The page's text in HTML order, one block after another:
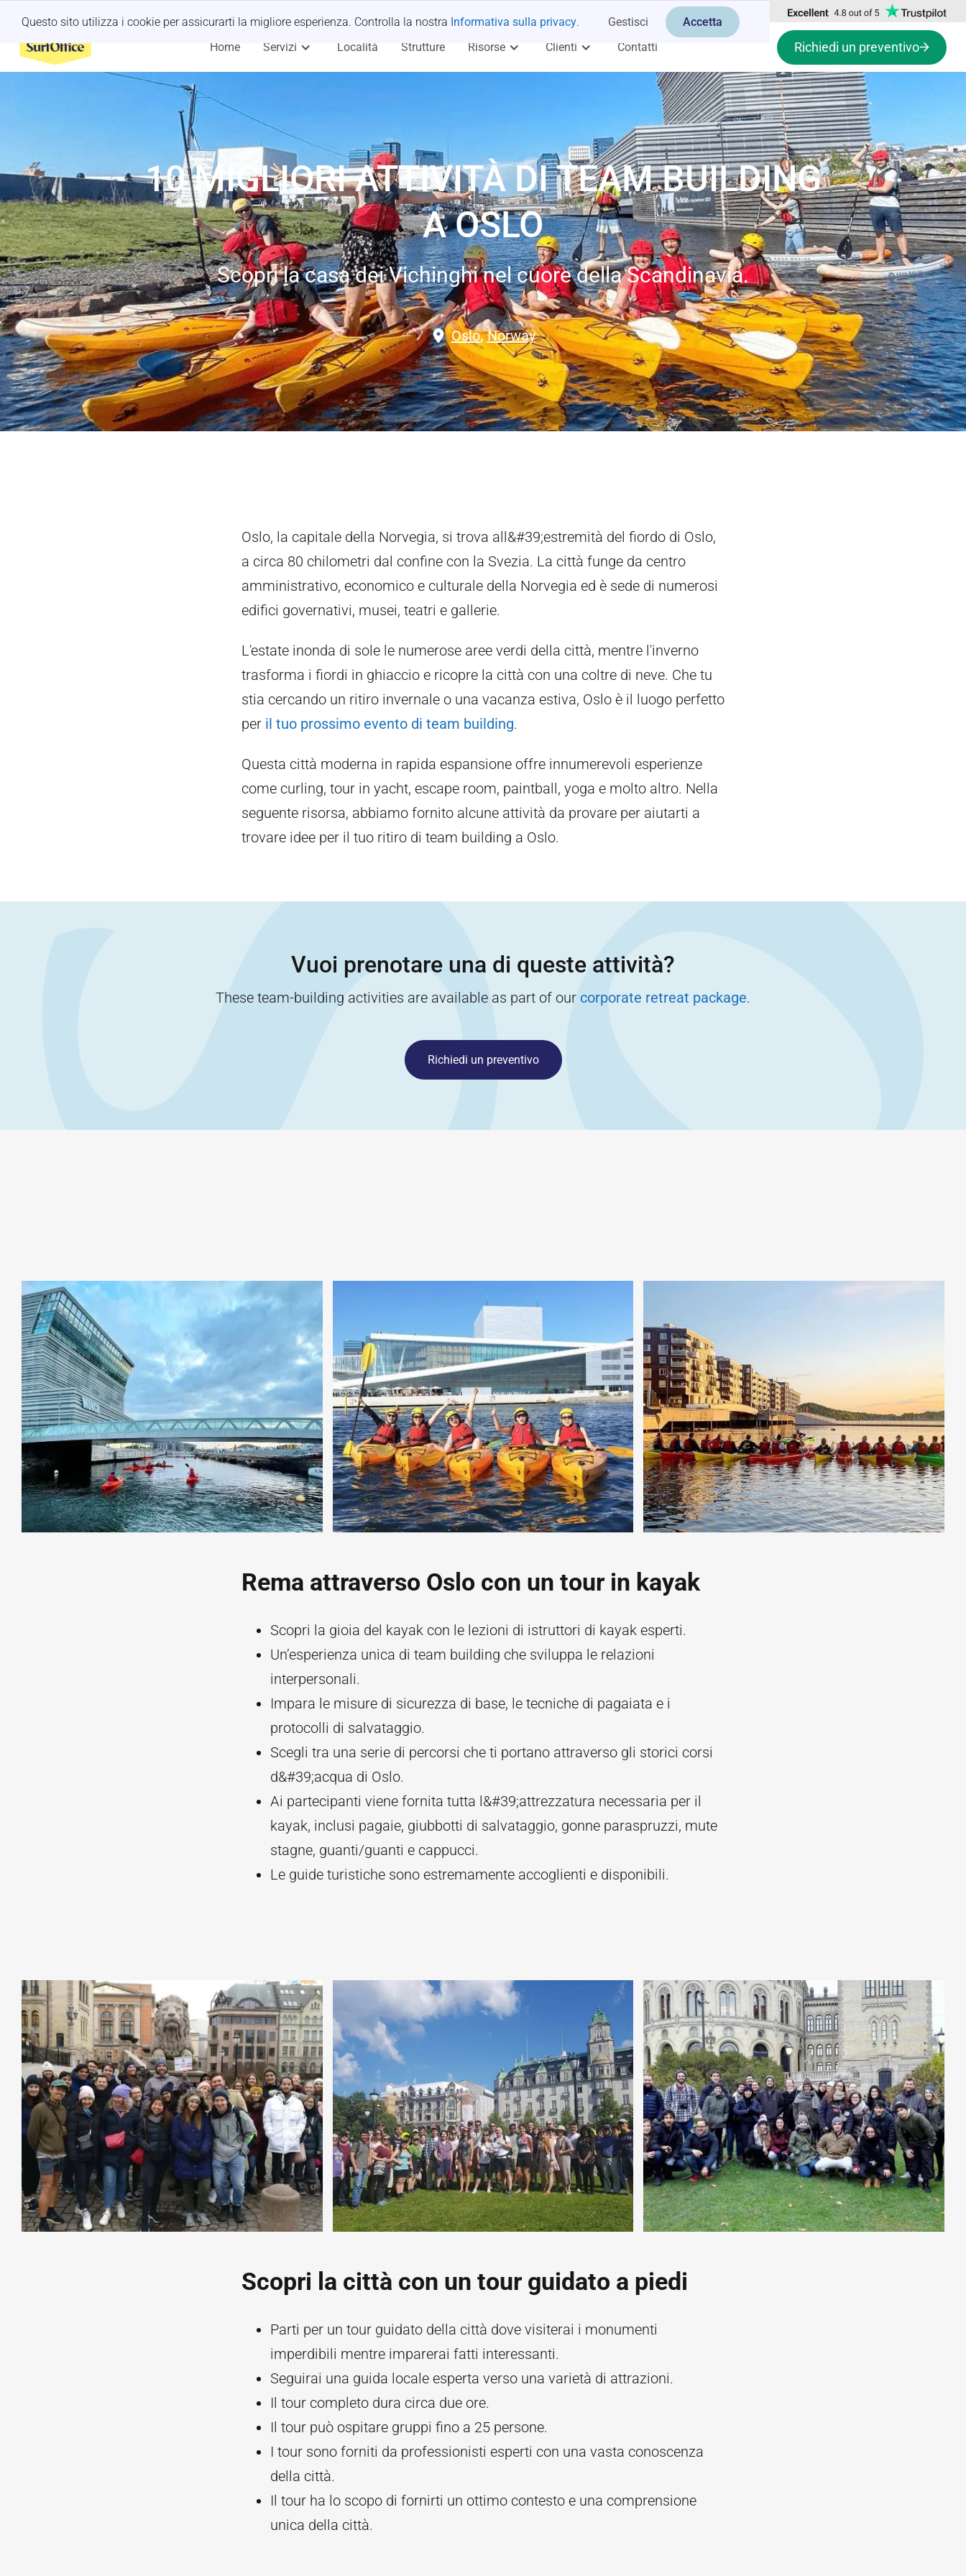
Questo sito utilizza i cookie per assicurarti la migliore esperienza. Controlla la nostra Informativa sulla privacy. Gestisci Accetta
Home Servizi Località Strutture Risorse Clienti Contatti Richiedi un preventivo
10 MIGLIORI ATTIVITÀ DI TEAM BUILDING
A OSLO
Scopri la casa dei Vichinghi nel cuore della Scandinavia.
Oslo, Norway
Oslo, la capitale della Norvegia, si trova all&#39;estremità del fiordo di Oslo,
a circa 80 chilometri dal confine con la Svezia. La città funge da centro
amministrativo, economico e culturale della Norvegia ed è sede di numerosi
edifici governativi, musei, teatri e gallerie.
L'estate inonda di sole le numerose aree verdi della città, mentre l'inverno
trasforma i fiordi in ghiaccio e ricopre la città con una coltre di neve. Che tu
stia cercando un ritiro invernale o una vacanza estiva, Oslo è il luogo perfetto
per il tuo prossimo evento di team building.
Questa città moderna in rapida espansione offre innumerevoli esperienze
come curling, tour in yacht, escape room, paintball, yoga e molto altro. Nella
seguente risorsa, abbiamo fornito alcune attività da provare per aiutarti a
trovare idee per il tuo ritiro di team building a Oslo.
Vuoi prenotare una di queste attività?
These team-building activities are available as part of our corporate retreat package.
Richiedi un preventivo
Rema attraverso Oslo con un tour in kayak
Scopri la gioia del kayak con le lezioni di istruttori di kayak esperti.
Un’esperienza unica di team building che sviluppa le relazioni
interpersonali.
Impara le misure di sicurezza di base, le tecniche di pagaiata e i
protocolli di salvataggio.
Scegli tra una serie di percorsi che ti portano attraverso gli storici corsi
d&#39;acqua di Oslo.
Ai partecipanti viene fornita tutta l&#39;attrezzatura necessaria per il
kayak, inclusi pagaie, giubbotti di salvataggio, gonne paraspruzzi, mute
stagne, guanti/guanti e cappucci.
Le guide turistiche sono estremamente accoglienti e disponibili.
Scopri la città con un tour guidato a piedi
Parti per un tour guidato della città dove visiterai i monumenti
imperdibili mentre imparerai fatti interessanti.
Seguirai una guida locale esperta verso una varietà di attrazioni.
Il tour completo dura circa due ore.
Il tour può ospitare gruppi fino a 25 persone.
I tour sono forniti da professionisti esperti con una vasta conoscenza
della città.
Il tour ha lo scopo di fornirti un ottimo contesto e una comprensione
unica della città.